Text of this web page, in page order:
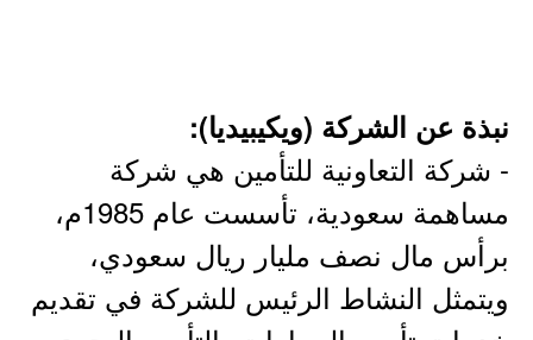
نبذة عن الشركة (ويكيبيديا):
- شركة التعاونية للتأمين هي شركة
مساهمة سعودية، تأسست عام 1985م،
برأس مال نصف مليار ريال سعودي،
ويتمثل النشاط الرئيس للشركة في تقديم